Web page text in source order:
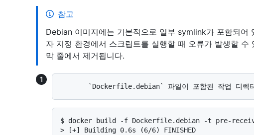
참고
Debian 이미지에는 기본적으로 일부 symlink가 포함되어
자 지정 환경에서 스크립트를 실행할 때 오류가 발생할
막 줄에서 제거됩니다.
$ docker build -f Dockerfile.debian -t pre-
>
[+] Building 0.6s (6/6) FINISHED